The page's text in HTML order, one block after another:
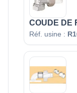
COUDE DE
Réf. usine :